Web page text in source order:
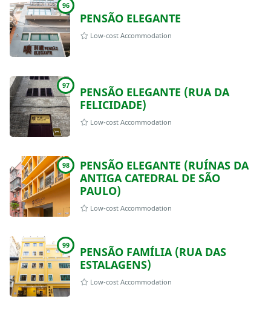
96
PENSÃO ELEGANTE
Low-cost Accommodation
97
PENSÃO ELEGANTE (RUA DA
FELICIDADE)
Low-cost Accommodation
98
PENSÃO ELEGANTE (RUÍNAS DA
ANTIGA CATEDRAL DE SÃO
PAULO)
Low-cost Accommodation
99
PENSÃO FAMÍLIA (RUA DAS
ESTALAGENS)
Low-cost Accommodation